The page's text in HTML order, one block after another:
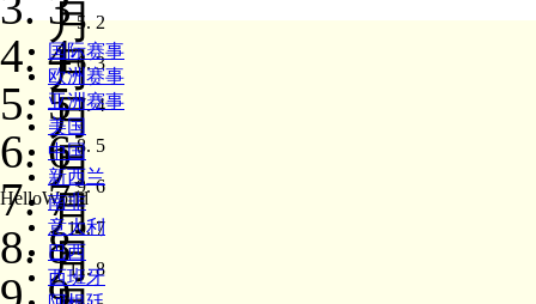
2
3
4
5
6
7
8
月
月
4
月
5
月
6
月
7
月
8
HelloWorld
国际赛事
欧洲赛事
亚洲赛事
美国
中国
新西兰
南非
意大利
巴西
西班牙